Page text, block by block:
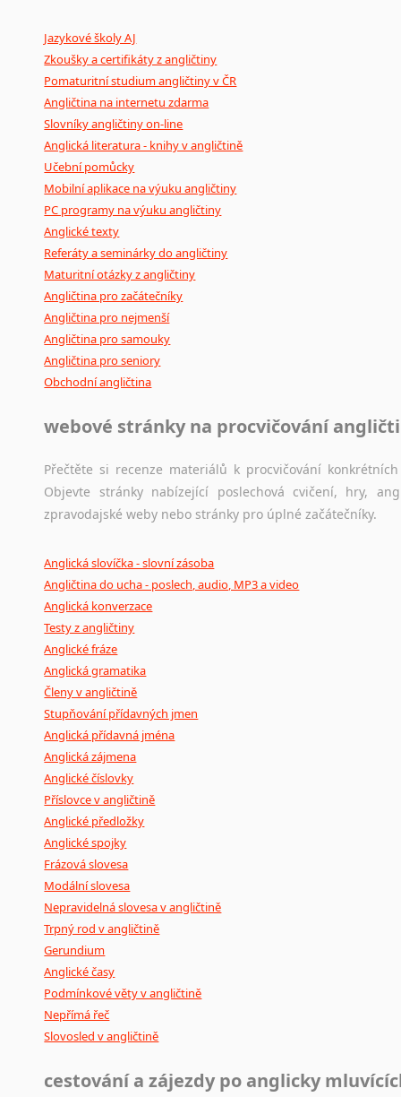
poradny a pravidla
Jazykové školy AJ
Zkoušky a certifikáty z angličtiny
Pomaturitní studium angličtiny v ČR
Angličtina na internetu zdarma
Slovníky angličtiny on-line
Anglická literatura - knihy v angličtině
Učební pomůcky
Mobilní aplikace na výuku angličtiny
PC programy na výuku angličtiny
Anglické texty
Referáty a seminárky do angličtiny
Maturitní otázky z angličtiny
Angličtina pro začátečníky
Angličtina pro nejmenší
Angličtina pro samouky
Angličtina pro seniory
Obchodní angličtina
webové stránky na procvičování
Přečtěte si recenze materiálů k procvičování
Objevte stránky nabízející poslechová cvičení, hry,
zpravodajské weby nebo stránky pro úplné začátečníky.
Anglická slovíčka - slovní zásoba
Angličtina do ucha - poslech, audio, MP3 a video
Anglická konverzace
Testy z angličtiny
Anglické fráze
Anglická gramatika
Členy v angličtině
Stupňování přídavných jmen
Anglická přídavná jména
Anglická zájmena
Anglické číslovky
Příslovce v angličtině
Anglické předložky
Anglické spojky
Frázová slovesa
Modální slovesa
Nepravidelná slovesa v angličtině
Trpný rod v angličtině
Gerundium
Anglické časy
Podmínkové věty v angličtině
Nepřímá řeč
Slovosled v angličtině
cestování a zájezdy po anglicky